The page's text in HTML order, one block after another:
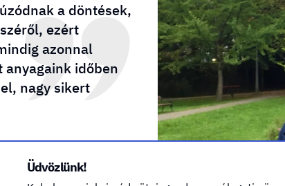
a döntések,
ezért
azonnal
időben
nagy sikert
Üdvözlünk!